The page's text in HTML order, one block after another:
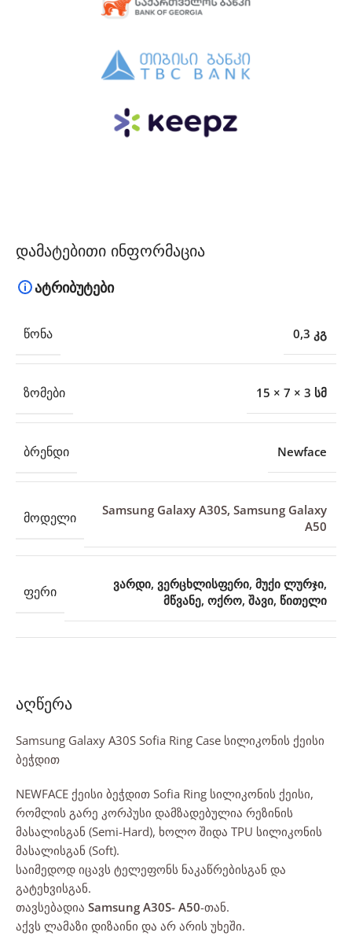
აღწერა
Samsung Galaxy A30S Sofia Ring Case სილიკონის ქეისი
ბეჭდით
NEWFACE ქეისი ბეჭდით Sofia Ring სილიკონის ქეისი,
რომლის გარე კორპუსი დამზადებულია რეზინის
მასალისგან (Semi-Hard), ხოლო შიდა TPU სილიკონის
მასალისგან (Soft).
საიმედოდ იცავს ტელეფონს ნაკაწრებისგან და
გატეხვისგან.
თავსებადია Samsung A30S- A50-თან.
აქვს ლამაზი დიზაინი და არ არის უხეში.
დამატებითი ინფორმაცია
ატრიბუტები
ᲬᲝᲜᲐ 0,3 კგ
ᲖᲝᲛᲔᲑᲘ 15 × 7 × 3 სმ
ᲑᲠᲔᲜᲓᲘ Newface
ᲛᲝᲓᲔᲚᲘ
Samsung Galaxy A30S, Samsung Galaxy
A50
ᲤᲔᲠᲘ
ვარდი, ვერცხლისფერი, მუქი ლურჯი,
მწვანე, ოქრო, შავი, წითელი